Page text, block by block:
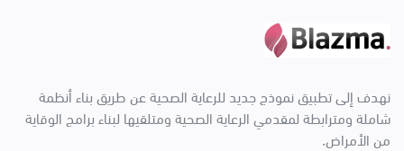
نهدف إلى تطبيق نموذج جديد للرعاية الصحية عن طريق بناء أنظمة
شاملة ومترابطة لمقدمي الرعاية الصحية ومتلقيها لبناء برامج الوقاية
من الأمراض.